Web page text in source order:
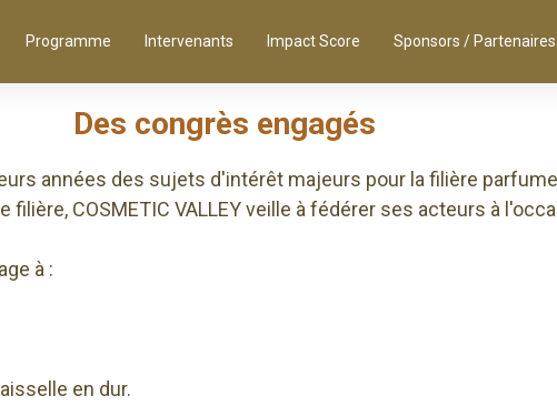
Programme Intervenants Impact Score Sponsors / Partenaires
Des congrès engagés
années des sujets d'intérêt majeurs pour la filière
COSMETIC VALLEY veille à fédérer ses acteurs à
à :
en dur.